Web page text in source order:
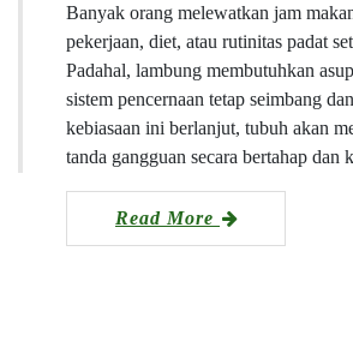
Banyak orang melewatkan jam
pekerjaan, diet, atau rutinitas padat
Padahal, lambung membutuhkan
sistem pencernaan tetap seimbang
kebiasaan ini berlanjut, tubuh akan
tanda gangguan secara bertahap
Read More